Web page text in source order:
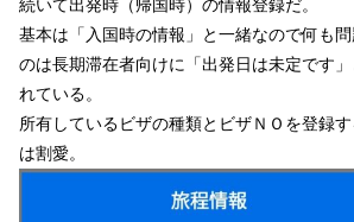
続いて出発時（帰国時）の情報登録だ。
基本は「入国時の情報」と一緒なので何も
のは長期滞在者向けに「出発日は未定です
れている。
所有しているビザの種類とビザＮＯを登録
は割愛。